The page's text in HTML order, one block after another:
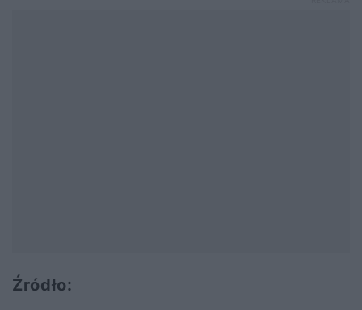
Źródło: